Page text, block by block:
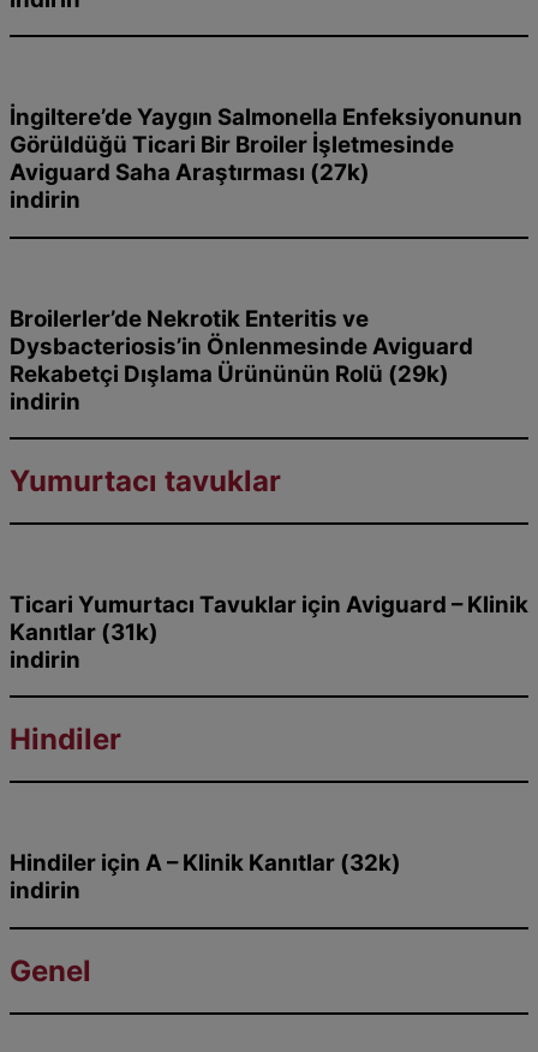
İngiltere’de Yaygın Salmonella Enfeksiyonunun
Görüldüğü Ticari Bir Broiler İşletmesinde
Aviguard Saha Araştırması (27k)
indirin
Broilerler’de Nekrotik Enteritis ve
Dysbacteriosis’in Önlenmesinde Aviguard
Rekabetçi Dışlama Ürününün Rolü (29k)
indirin
Yumurtacı tavuklar
Ticari Yumurtacı Tavuklar için Aviguard – Klinik
Kanıtlar (31k)
indirin
Hindiler
Hindiler için A – Klinik Kanıtlar (32k)
indirin
Genel